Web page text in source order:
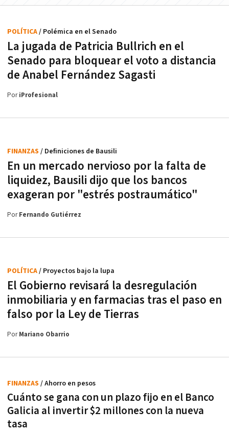
La jugada de Patricia Bullrich en el
Senado para bloquear el voto a distancia
de Anabel Fernández Sagasti
POLÍTICA/ Polémica en el Senado
PoriProfesional
En un mercado nervioso por la falta de
liquidez, Bausili dijo que los bancos
exageran por "estrés postraumático"
FINANZAS / Definiciones de Bausili
PorFernando Gutiérrez
El Gobierno revisará la desregulación
inmobiliaria y en farmacias tras el paso en
falso por la Ley de Tierras
POLÍTICA/ Proyectos bajo la lupa
PorMariano Obarrio
Cuánto se gana con un plazo fijo en el Banco
Galicia al invertir $2 millones con la nueva
tasa
FINANZAS / Ahorro en pesos